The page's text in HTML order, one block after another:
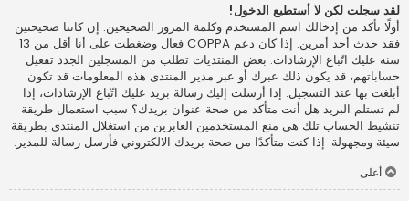
لقد سجلت لكن لا أستطيع الدخول!
أولًا تأكد من إدخالك اسم المستخدم وكلمة المرور الصحيحين. إن كانتا صحيحتين
فقد حدث أحد أمرين. إذا كان دعم COPPA فعال وضغطت على أنا أقل من 13
سنة عليك اتّباع الإرشادات. بعض المنتديات تطلب من المسجلين الجدد تفعيل
حساباتهم، قد يكون ذلك عبرك أو عبر مدير المنتدى هذه المعلومات قد تكون
أبلغت بها عند التسجيل. إذا أرسلت إليك رسالة بريد عليك اتّباع الإرشادات، إذا
لم تستلم البريد هل أنت متأكد من صحة عنوان بريدك؟ سبب استعمال طريقة
تنشيط الحساب تلك هي منع المستخدمين العابرين من استغلال المنتدى بطريقة
سيئة ومجهولة. إذا كنت متأكدًا من صحة بريدك الالكتروني فأرسل رسالة للمدير.
أعلى